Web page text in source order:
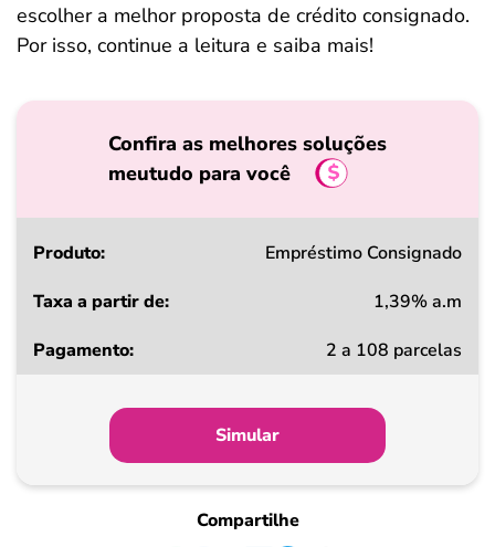
escolher a melhor proposta de crédito consignado.
Por isso, continue a leitura e saiba mais!
Confira as melhores soluções
meutudo para você
Produto
a
Pagamento
Empréstimo Consignado
1,39% a.m
2 a 108 parcelas
Simular
Compartilhe